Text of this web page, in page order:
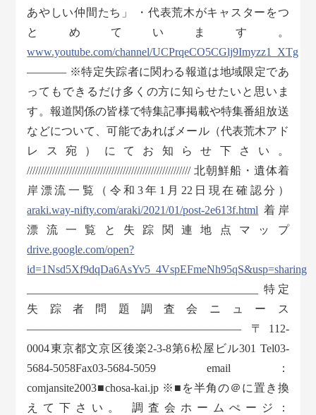
あやしい仲間たち」 ・代表荒木がキャスターをつ
とめています。
www.youtube.com/channel/UCPrqeCO5CGlj9Imyzz1_XTg
———– ※特定失踪者に関わる報道は地域限定であ
ってもできるだけ多くの方に知らせたいと思いま
す。報道関係の皆様で特集記事掲載や特集番組放送
などについて、可能であればメール（代表荒木アド
レス宛）にてお知らせ下さい。
////////////////////////////////////////////////////////// 北朝鮮船・遺体着
岸漂流一覧（令和3年1月22日現在確認分）
araki.way-nifty.com/araki/2021/01/post-2e613f.html 着岸
漂流一覧と失踪関連地点マップ
drive.google.com/open?
id=1Nsd5Xf9dqDa6AsYv5_4VspEFmeNh95qS&usp=sharing
_________________________________________ 特定
失踪者問題調査会ニュース
——————————————————— 〒112-
0004東京都文京区後楽2-3-8第6松屋ビル301 Tel03-
5684-5058Fax03-5684-5059 email：
comjansite2003■chosa-kai.jp ※■を半角の＠に置き換
えて下さい。 調査会ホームぺージ：